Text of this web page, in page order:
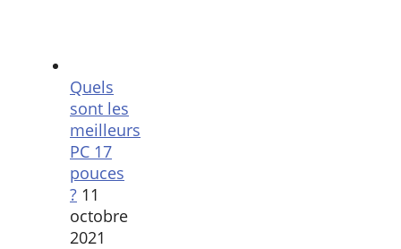
Quels
sont les
meilleurs
PC 17
pouces
? 11
octobre
2021